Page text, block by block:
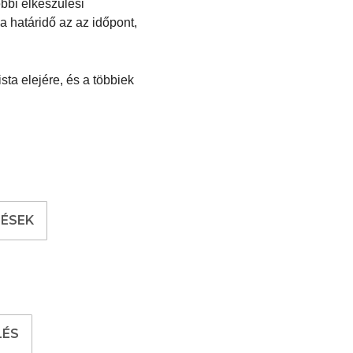
elkészülési
határidő az az időpont,
elejére, és a többiek